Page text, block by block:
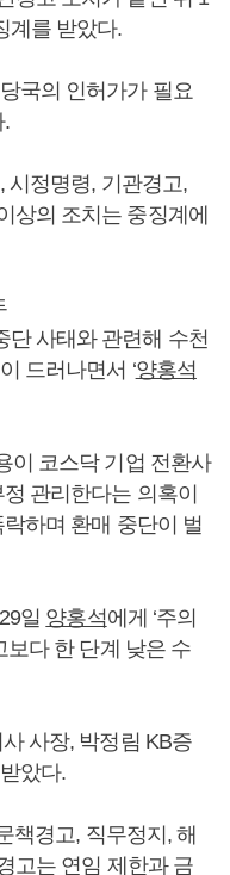
계를 받았다.
국의 인허가가 필요
.
시정명령, 기관경고,
상의 조치는 중징계에
단 사태와 관련해 수천
드러나면서 ‘양홍석
이 코스닥 기업 전환사
관리한다는 의혹이
하며 환매 중단이 벌
일 양홍석에게 ‘주의
보다 한 단계 낮은 수
사장, 박정림 KB증
았다.
책경고, 직무정지, 해
고는 연임 제한과 금